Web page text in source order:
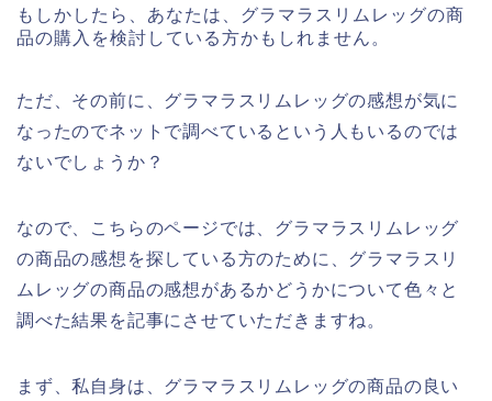
もしかしたら、あなたは、グラマラスリムレッグの商
品の購入を検討している方かもしれません。
ただ、その前に、グラマラスリムレッグの感想が気に
なったのでネットで調べているという人もいるのでは
ないでしょうか？
なので、こちらのページでは、グラマラスリムレッグ
の商品の感想を探している方のために、グラマラスリ
ムレッグの商品の感想があるかどうかについて色々と
調べた結果を記事にさせていただきますね。
まず、私自身は、グラマラスリムレッグの商品の良い